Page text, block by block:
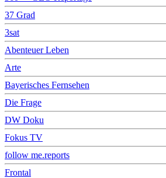
37 Grad
3sat
Abenteuer Leben
Arte
Bayerisches Fernsehen
Die Frage
DW Doku
Fokus TV
follow me.reports
Frontal